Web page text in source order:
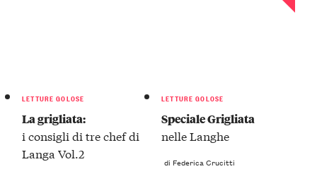
LETTURE GOLOSE
La grigliata:
i consigli di tre chef di
Langa Vol.2
LETTURE GOLOSE
Speciale Grigliata
nelle Langhe
di Federica Crucitti